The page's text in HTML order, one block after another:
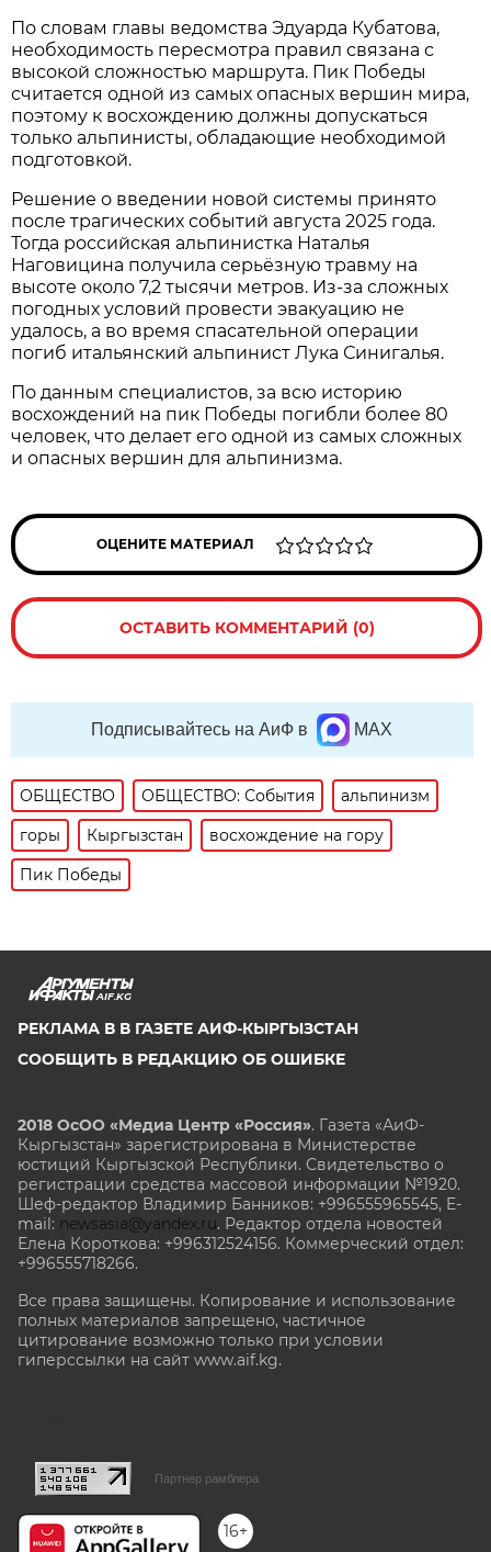
По словам главы ведомства Эдуарда Кубатова,
необходимость пересмотра правил связана с
высокой сложностью маршрута. Пик Победы
считается одной из самых опасных вершин мира,
поэтому к восхождению должны допускаться
только альпинисты, обладающие необходимой
подготовкой.
Решение о введении новой системы принято
после трагических событий августа 2025 года.
Тогда российская альпинистка Наталья
Наговицина получила серьёзную травму на
высоте около 7,2 тысячи метров. Из-за сложных
погодных условий провести эвакуацию не
удалось, а во время спасательной операции
погиб итальянский альпинист Лука Синигалья.
По данным специалистов, за всю историю
восхождений на пик Победы погибли более 80
человек, что делает его одной из самых сложных
и опасных вершин для альпинизма.
ОЦЕНИТЕ МАТЕРИАЛ
ОСТАВИТЬ КОММЕНТАРИЙ (0)
Подписывайтесь на АиФ в MAX
ОБЩЕСТВО ОБЩЕСТВО: События
альпинизм
горы
Кыргызстан
восхождение на гору
Пик Победы
AIF.KG
РЕКЛАМА В В ГАЗЕТЕ АИФ-КЫРГЫЗСТАН
СООБЩИТЬ В РЕДАКЦИЮ ОБ ОШИБКЕ
2018 ОсОО «Медиа Центр «Россия». Газета «АиФ-
Кыргызстан» зарегистрирована в Министерстве
юстиций Кыргызской Республики. Свидетельство о
регистрации средства массовой информации №1920.
Шеф-редактор Владимир Банников: +996555965545, E-
mail: newsasia@yandex.ru. Редактор отдела новостей
Елена Короткова: +996312524156. Коммерческий отдел:
+996555718266.
Все права защищены. Копирование и использование
полных материалов запрещено, частичное
цитирование возможно только при условии
гиперссылки на сайт www.aif.kg.
Партнер рамблера
16+